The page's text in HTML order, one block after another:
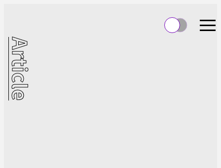
Article